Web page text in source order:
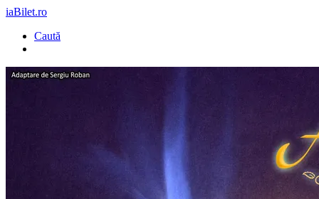
iaBilet.ro
Caută